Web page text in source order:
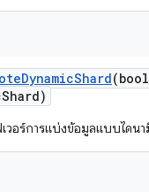
DynamicShard
Shard)
เวอร์การแบ่งข้อมูลแบบไดน